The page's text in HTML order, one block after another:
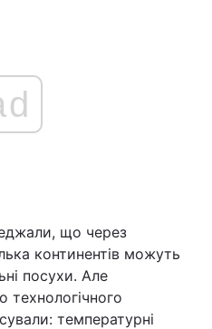
Війна
Політика
Світ
що через
континентів можуть
посухи. Але
технологічного
температурні